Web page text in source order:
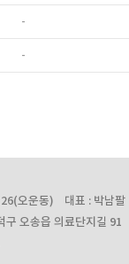
-
-
26(오운동) 대표 : 박
구 오송읍 의료단지길